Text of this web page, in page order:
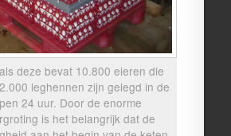
deze bevat 10.800 eieren die
leghennen zijn gelegd in de
24 uur. Door de enorme
is het belangrijk dat de